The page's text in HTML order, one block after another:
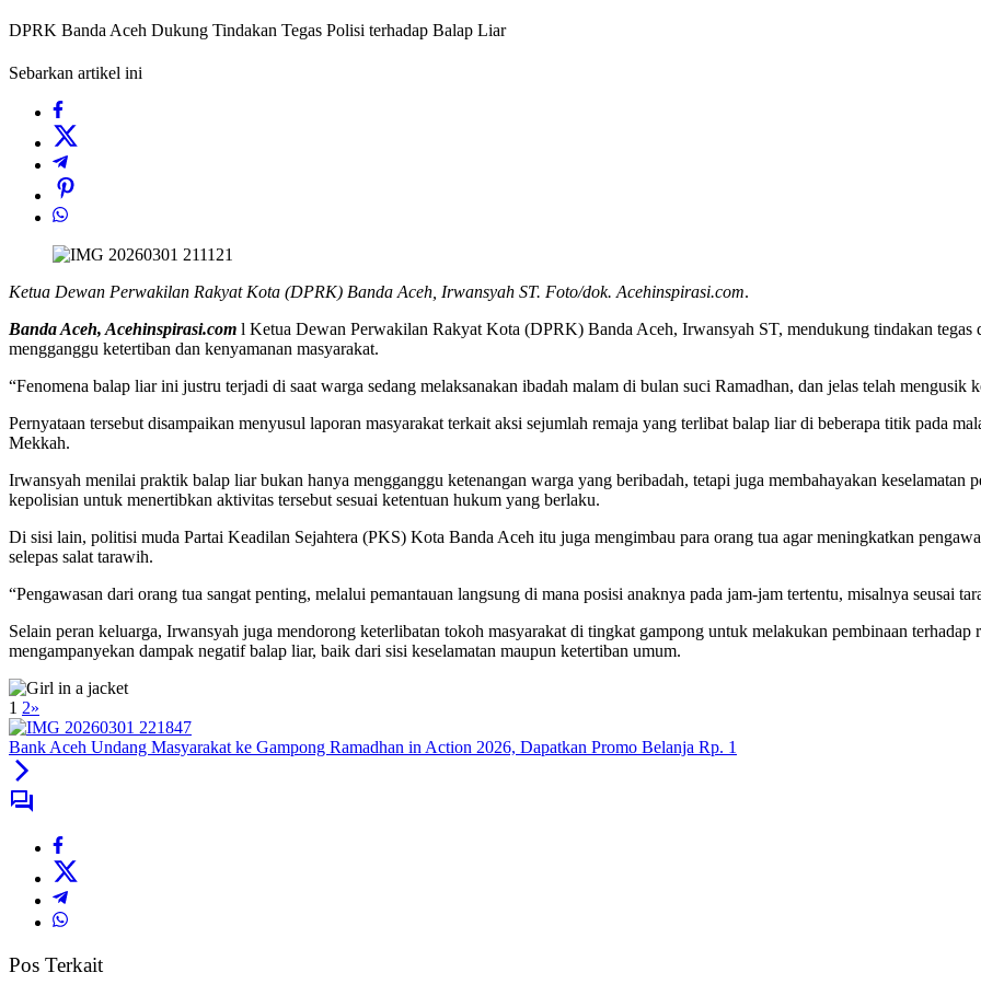
DPRK Banda Aceh Dukung Tindakan Tegas Polisi terhadap Balap Liar
Sebarkan artikel ini
Ketua Dewan Perwakilan Rakyat Kota (DPRK) Banda Aceh, Irwansyah ST. Foto/dok. Acehinspirasi.com.
Banda Aceh, Acehinspirasi.com l Ketua Dewan Perwakilan Rakyat Kota (DPRK) Banda Aceh, Irwansyah ST, mendukung tindakan
mengganggu ketertiban dan kenyamanan masyarakat.
“Fenomena balap liar ini justru terjadi di saat warga sedang melaksanakan ibadah malam di bulan suci Ramadhan, dan jelas telah
Pernyataan tersebut disampaikan menyusul laporan masyarakat terkait aksi sejumlah remaja yang terlibat balap liar di beberapa titik pada
Mekkah.
Irwansyah menilai praktik balap liar bukan hanya mengganggu ketenangan warga yang beribadah, tetapi juga membahayakan
kepolisian untuk menertibkan aktivitas tersebut sesuai ketentuan hukum yang berlaku.
Di sisi lain, politisi muda Partai Keadilan Sejahtera (PKS) Kota Banda Aceh itu juga mengimbau para orang tua agar meningkatkan
selepas salat tarawih.
“Pengawasan dari orang tua sangat penting, melalui pemantauan langsung di mana posisi anaknya pada jam-jam tertentu, misalnya seusai
Selain peran keluarga, Irwansyah juga mendorong keterlibatan tokoh masyarakat di tingkat gampong untuk melakukan pembinaan
mengampanyekan dampak negatif balap liar, baik dari sisi keselamatan maupun ketertiban umum.
1 2»
Bank Aceh Undang Masyarakat ke Gampong Ramadhan in Action 2026, Dapatkan Promo Belanja Rp. 1
Pos Terkait